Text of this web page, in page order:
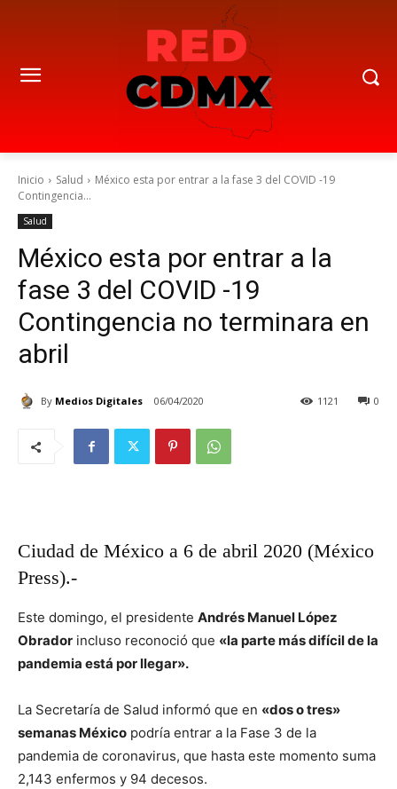
Inicio Salud
México esta por entrar a la fase 3 del COVID -19
Contingencia...
Salud
México esta por entrar a la
fase 3 del COVID -19
Contingencia no terminara en
abril
By Medios Digitales 06/04/2020 0
1121
Ciudad de México a 6 de abril 2020 (México
Press).-
Este domingo, el presidente Andrés Manuel López
Obrador incluso reconoció que «la parte más difícil de la
pandemia está por llegar».
La Secretaría de Salud informó que en «dos o tres»
semanas México podría entrar a la Fase 3 de la
pandemia de coronavirus, que hasta este momento suma
2,143 enfermos y 94 decesos.